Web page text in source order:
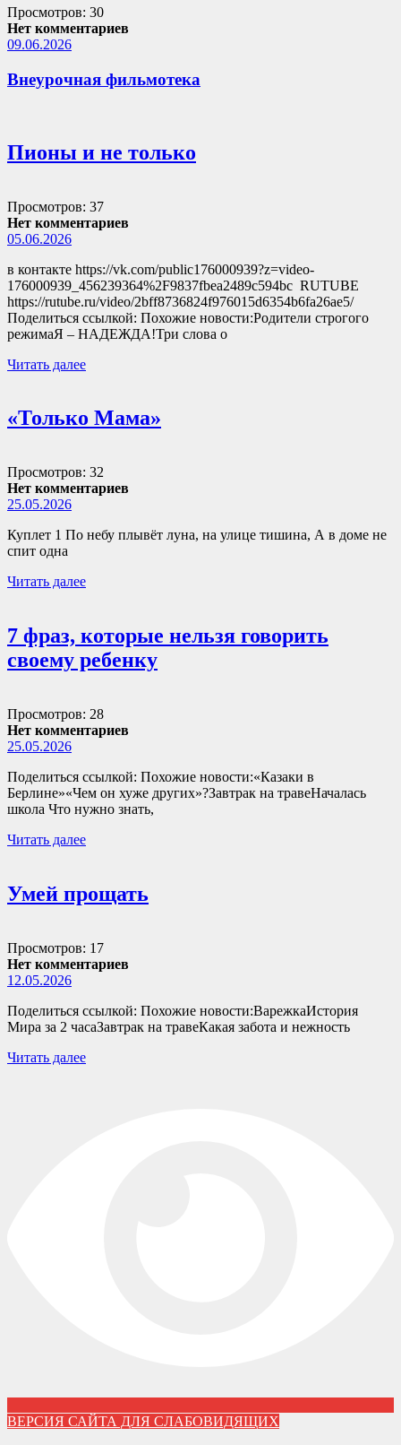
Просмотров: 30
Нет комментариев
09.06.2026
Внеурочная фильмотека
Пионы и не только
Просмотров: 37
Нет комментариев
05.06.2026
в контакте https://vk.com/public176000939?z=video-
176000939_456239364%2F9837fbea2489c594bc RUTUBE
https://rutube.ru/video/2bff8736824f976015d6354b6fa26ae5/
Поделиться ссылкой: Похожие новости:Родители строгого
режимаЯ – НАДЕЖДА!Три слова о
Читать далее
«Только Мама»
Просмотров: 32
Нет комментариев
25.05.2026
Куплет 1 По небу плывёт луна, на улице тишина, А в доме не
спит одна
Читать далее
7 фраз, которые нельзя говорить
своему ребенку
Просмотров: 28
Нет комментариев
25.05.2026
Поделиться ссылкой: Похожие новости:«Казаки в
Берлине»«Чем он хуже других»?Завтрак на травеНачалась
школа Что нужно знать,
Читать далее
Умей прощать
Просмотров: 17
Нет комментариев
12.05.2026
Поделиться ссылкой: Похожие новости:ВарежкаИстория
Мира за 2 часаЗавтрак на травеКакая забота и нежность
Читать далее
ВЕРСИЯ САЙТА ДЛЯ СЛАБОВИДЯЩИХ